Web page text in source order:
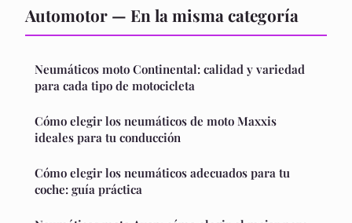
Automotor — En la misma categoría
Neumáticos moto Continental: calidad y variedad
para cada tipo de motocicleta
Cómo elegir los neumáticos de moto Maxxis
ideales para tu conducción
Cómo elegir los neumáticos adecuados para tu
coche: guía práctica